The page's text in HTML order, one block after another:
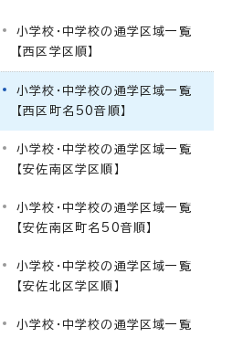
小学校・中学校の通学区域一覧
【西区学区順】
小学校・中学校の通学区域一覧
【西区町名50音順】
小学校・中学校の通学区域一覧
【安佐南区学区順】
小学校・中学校の通学区域一覧
【安佐南区町名50音順】
小学校・中学校の通学区域一覧
【安佐北区学区順】
小学校・中学校の通学区域一覧